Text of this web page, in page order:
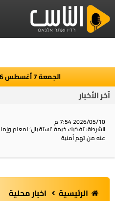
الجمعة 7 أغسطس 2026
آخر الأخبار
2026/05/10 7:54 م
الشرطة: تفكيك خيمة ‘استقبال‘ لمعلم
عنه من تهم أمنية
الرئيسية اخبار محلية